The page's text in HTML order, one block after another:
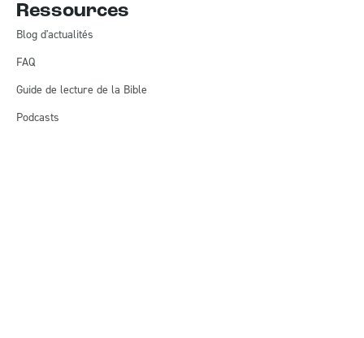
Ressources
Blog d'actualités
FAQ
Guide de lecture de la Bible
Podcasts